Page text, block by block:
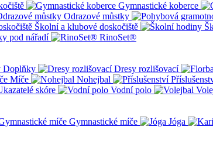
Gymnastické koberce
Odrazové můstky
Školní a klubové doskočiště
pod nářadí
RinoSet®
Doplňky Dresy rozlišovací
Míče Nohejbal
skóre Vodní polo
Gymnastické míče Jóga